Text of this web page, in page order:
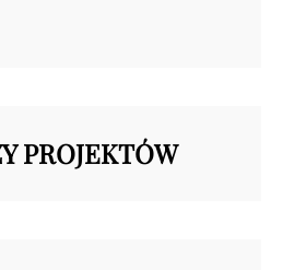
PROJEKTÓW